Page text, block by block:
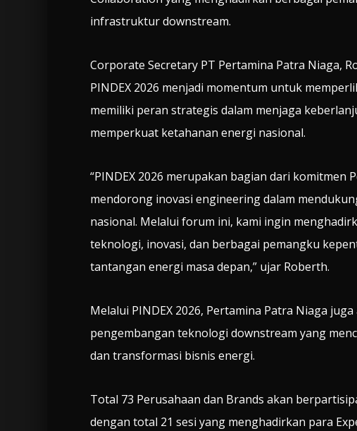
infrastruktur downstream.
Corporate Secretary PT Pertamina Patra Niaga,
PINDEX 2026 menjadi momentum untuk
memiliki peran strategis dalam menjaga
memperkuat ketahanan energi nasional.
“PINDEX 2026 merupakan bagian dari komitmen
mendorong inovasi engineering dalam
nasional. Melalui forum ini, kami ingin
teknologi, inovasi, dan berbagai pemangku
tantangan energi masa depan,” ujar Roberth.
Melalui PINDEX 2026, Pertamina Patra Niaga
pengembangan teknologi downstream yang
dan transformasi bisnis energi.
Total 73 Perusahaan dan Brands akan
dengan total 21 sesi yang menghadirkan para